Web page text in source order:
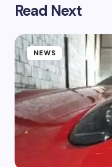
Read Next
NEWS